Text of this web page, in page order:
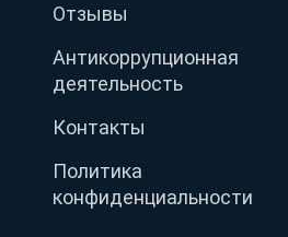
Отзывы
Антикоррупционная
деятельность
Контакты
Политика
конфиденциальности